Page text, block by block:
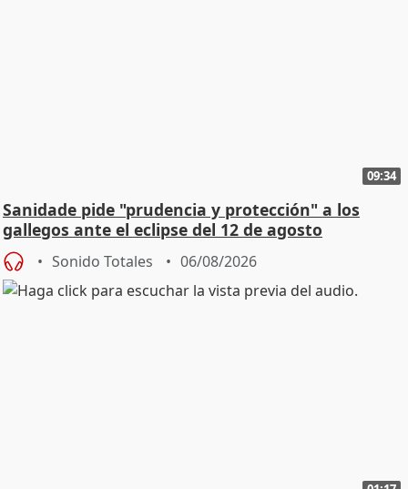
09:34
Sanidade pide "prudencia y protección" a los
gallegos ante el eclipse del 12 de agosto
Sonido Totales 06/08/2026